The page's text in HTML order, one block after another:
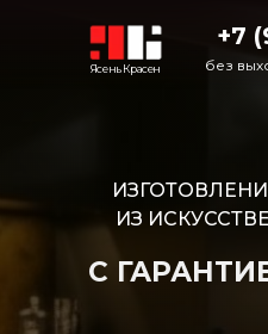
Ясень Красен
+7
без
ИЗ
С